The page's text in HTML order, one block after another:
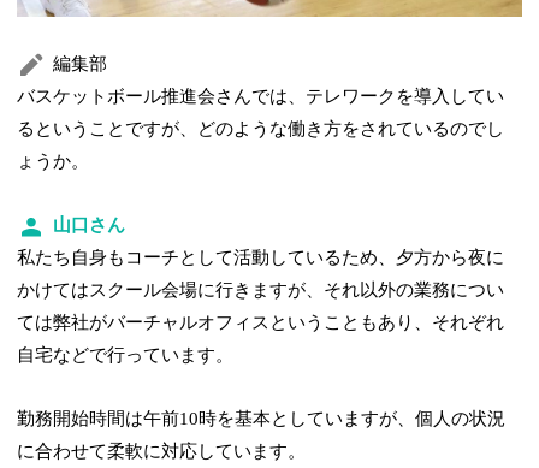
編集部
バスケットボール推進会さんでは、テレワークを導入してい
るということですが、どのような働き方をされているのでし
ょうか。
山口さん
私たち自身もコーチとして活動しているため、夕方から夜に
かけてはスクール会場に行きますが、それ以外の業務につい
ては弊社がバーチャルオフィスということもあり、それぞれ
自宅などで行っています。
勤務開始時間は午前10時を基本としていますが、個人の状況
に合わせて柔軟に対応しています。